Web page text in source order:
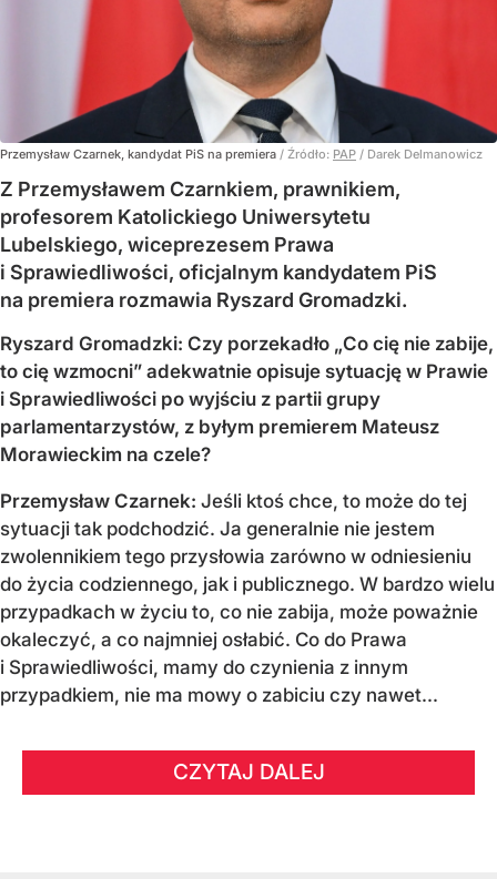
Przemysław Czarnek, kandydat PiS na premiera / Źródło: PAP / Darek Delmanowicz
Z Przemysławem Czarnkiem, prawnikiem,
profesorem Katolickiego Uniwersytetu
Lubelskiego, wiceprezesem Prawa
i Sprawiedliwości, oficjalnym kandydatem PiS
na premiera rozmawia Ryszard Gromadzki.
Ryszard Gromadzki: Czy porzekadło „Co cię nie zabije,
to cię wzmocni” adekwatnie opisuje sytuację w Prawie
i Sprawiedliwości po wyjściu z partii grupy
parlamentarzystów, z byłym premierem Mateusz
Morawieckim na czele?
Przemysław Czarnek: Jeśli ktoś chce, to może do tej
sytuacji tak podchodzić. Ja generalnie nie jestem
zwolennikiem tego przysłowia zarówno w odniesieniu
do życia codziennego, jak i publicznego. W bardzo wielu
przypadkach w życiu to, co nie zabija, może poważnie
okaleczyć, a co najmniej osłabić. Co do Prawa
i Sprawiedliwości, mamy do czynienia z innym
przypadkiem, nie ma mowy o zabiciu czy nawet...
CZYTAJ DALEJ